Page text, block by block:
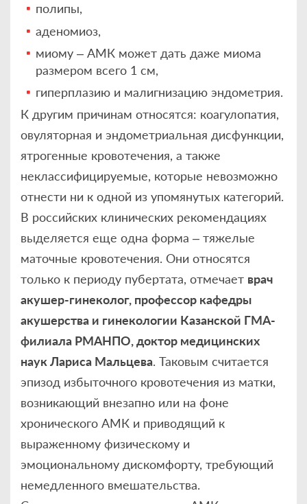
полипы,
аденомиоз,
миому – АМК может дать даже миома
размером всего 1 см,
гиперплазию и малигнизацию эндометрия.
К другим причинам относятся: коагулопатия,
овуляторная и эндометриальная дисфункции,
ятрогенные кровотечения, а также
неклассифицируемые, которые невозможно
отнести ни к одной из упомянутых категорий.
В российских клинических рекомендациях
выделяется еще одна форма – тяжелые
маточные кровотечения. Они относятся
только к периоду пубертата, отмечает врач
акушер-гинеколог, профессор кафедры
акушерства и гинекологии Казанской ГМА-
филиала РМАНПО, доктор медицинских
наук Лариса Мальцева. Таковым считается
эпизод избыточного кровотечения из матки,
возникающий внезапно или на фоне
хронического АМК и приводящий к
выраженному физическому и
эмоциональному дискомфорту, требующий
немедленного вмешательства.